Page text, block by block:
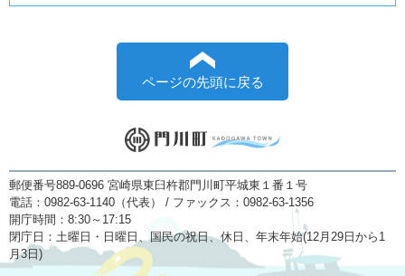
ページの先頭に戻る
郵便番号889-0696 宮崎県東臼杵郡門川町平城東１番１号
電話：0982-63-1140（代表） / ファックス：0982-63-1356
開庁時間：8:30～17:15
閉庁日：土曜日・日曜日、国民の祝日、休日、年末年始(12月29日から1
月3日)